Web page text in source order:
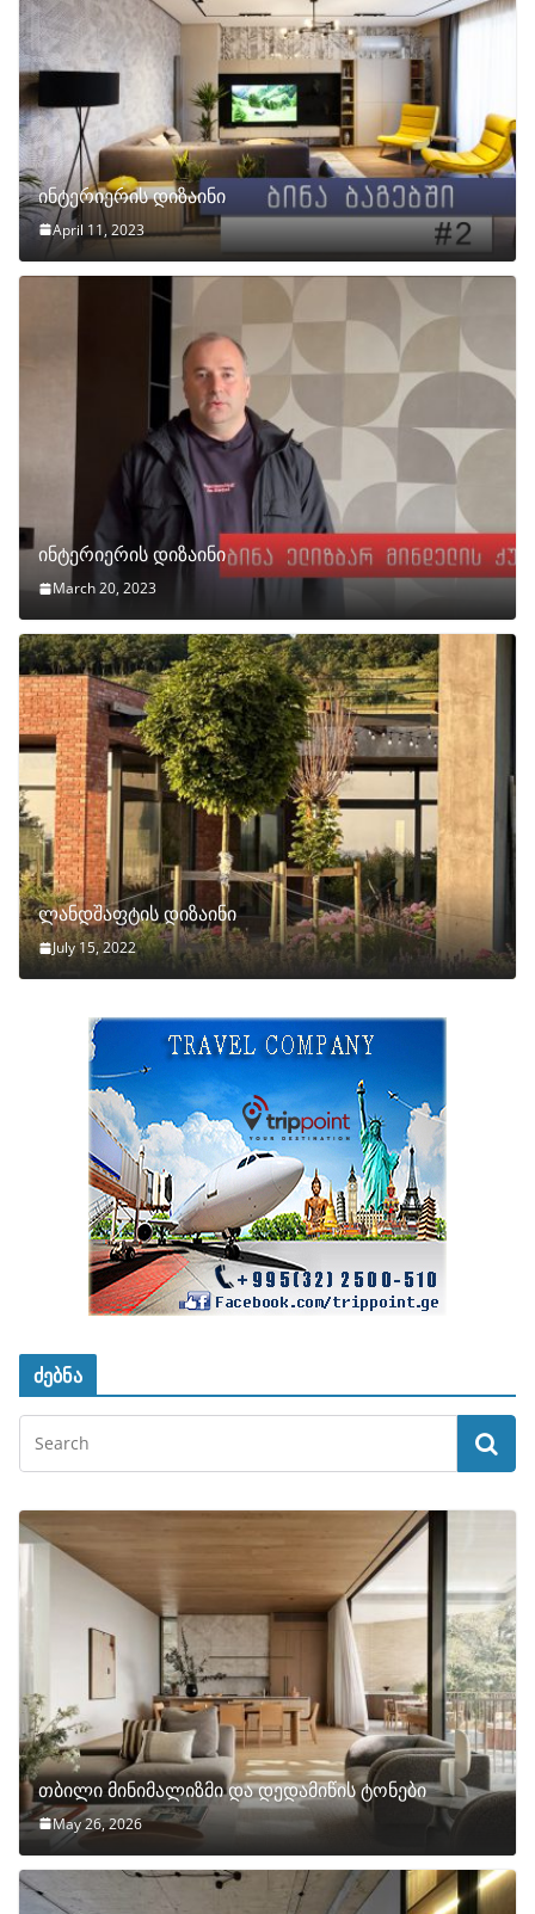
ინტერიერის დიზაინი
April 11, 2023
ინტერიერის დიზაინი
March 20, 2023
ლანდშაფტის დიზაინი
July 15, 2022
ძებნა
თბილი მინიმალიზმი და დედამიწის ტონები
May 26, 2026